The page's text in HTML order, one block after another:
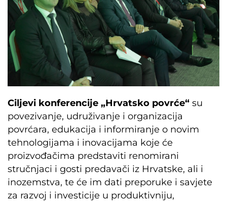
Ciljevi konferencije „Hrvatsko povrće“ su
povezivanje, udruživanje i organizacija
povrćara, edukacija i informiranje o novim
tehnologijama i inovacijama koje će
proizvođačima predstaviti renomirani
stručnjaci i gosti predavači iz Hrvatske, ali i
inozemstva, te će im dati preporuke i savjete
za razvoj i investicije u produktivniju,